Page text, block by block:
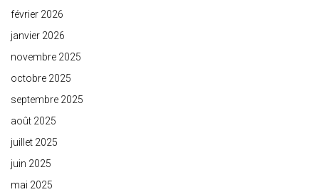
février 2026
janvier 2026
novembre 2025
octobre 2025
septembre 2025
août 2025
juillet 2025
juin 2025
mai 2025